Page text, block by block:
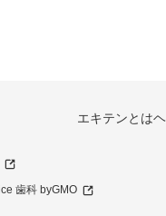
エキテンとは
歯科 byGMO